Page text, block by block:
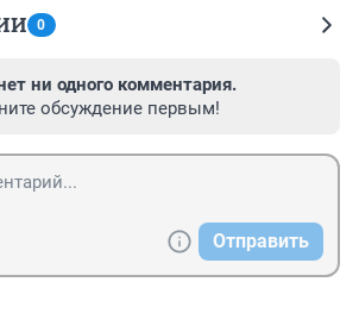
0
ни одного комментария.
обсуждение первым!
Отправить